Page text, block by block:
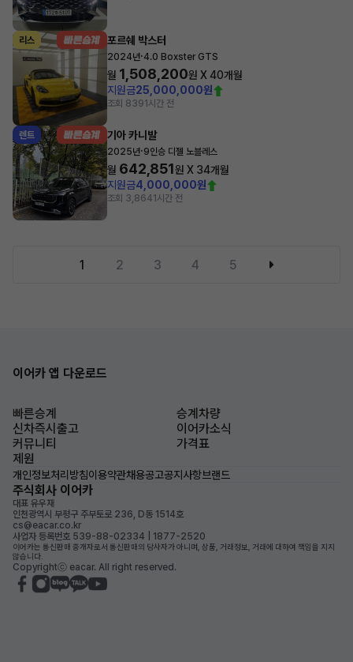
리스 포르쉐 박스터
2024년·4.0 Boxster GTS
월 1,508,200원 X40개월
지원금25,000,000원
조회 8391시간 전
렌트 기아 카니발
2025년·9인승 디젤 노블레스
월 642,851원 X 34개월
지원금4,000,000원
조회 3,8641시간 전
1 2 3 4 5
이어카 앱 다운로드
빠른승계
승계차량
신차즉시출고
이어카소식
커뮤니티
가격표
제원
개인정보처리방침이용약관채용공고공지사항브랜드
주식회사 이어카
대표 유우재
인천광역시 부평구 주부토로 236, D동 1514호
cs@eacar.co.kr
사업자 등록번호 539-88-02334 | 1877-2520
이어카는 통신판매 중개자로서 통신판매의 당사자가 아니며, 상품, 거래정보, 거래에 대하여 책임을 지지
않습니다.
Copyrightⓒ eacar. All right reserved.